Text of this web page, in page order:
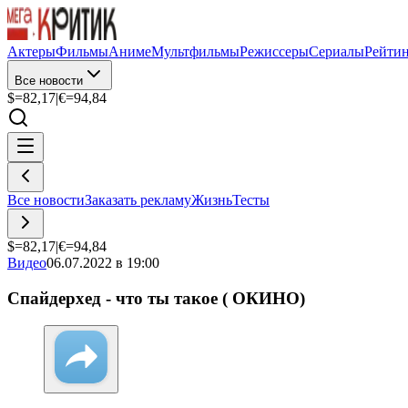
АктерыФильмыАнимеМультфильмыРежиссерыСериалы
Все новости
$=82,17|€=94,84
Все новостиЗаказать рекламуЖизньТесты
$=82,17|€=94,84
Видео06.07.2022 в 19:00
Спайдерхед - что ты такое ( ОКИНО)